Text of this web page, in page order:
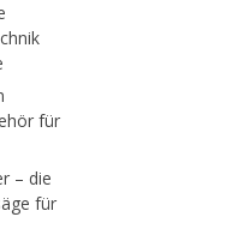
für
– die
für